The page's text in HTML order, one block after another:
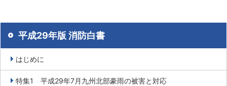
平成29年版 消防白書
はじめに
特集1 平成29年7月九州北部豪雨の被害と対応